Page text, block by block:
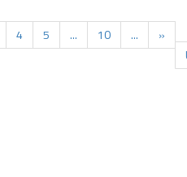
4 5 ... 10 ...
»